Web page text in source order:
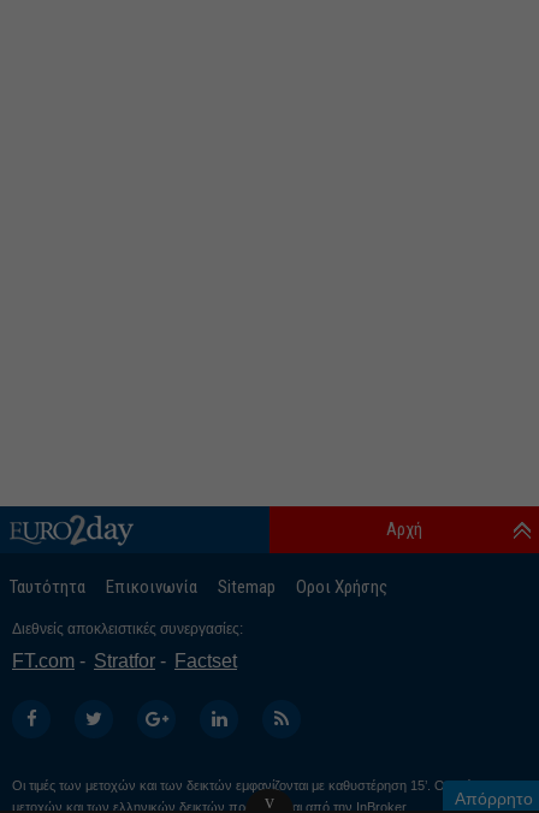
Ταυτότητα Επικοινωνία Sitemap Οροι Χρήσης
Αρχή
Διεθνείς αποκλειστικές συνεργασίες:
FT.com Stratfor Factset
Οι τιμές των μετοχών και των δεικτών εμφανίζονται με καθυστέρηση 15’. Οι τιμές των
μετοχών και των ελληνικών δεικτών προέρχονται από την InBroker
v Απόρρητο